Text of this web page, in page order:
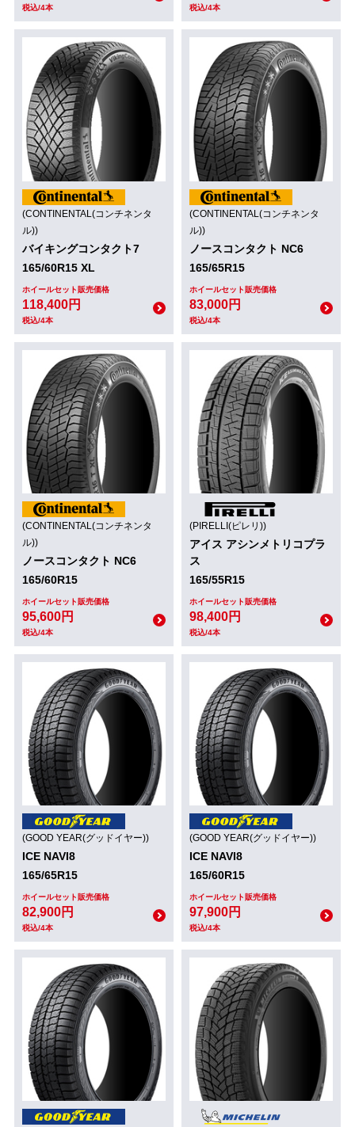
税込/4本 税込/4本
(CONTINENTAL(コンチネンタ
ル))
バイキングコンタクト7
165/60R15 XL
ホイールセット販売価格
118,400円
税込/4本
(CONTINENTAL(コンチネンタ
ル))
ノースコンタクト NC6
165/65R15
ホイールセット販売価格
83,000円
税込/4本
(CONTINENTAL(コンチネンタ
ル))
ノースコンタクト NC6
165/60R15
ホイールセット販売価格
95,600円
税込/4本
(PIRELLI(ピレリ))
アイス アシンメトリコプラ
ス
165/55R15
ホイールセット販売価格
98,400円
税込/4本
(GOOD YEAR(グッドイヤー))
ICE NAVI8
165/65R15
ホイールセット販売価格
82,900円
税込/4本
(GOOD YEAR(グッドイヤー))
ICE NAVI8
165/60R15
ホイールセット販売価格
97,900円
税込/4本